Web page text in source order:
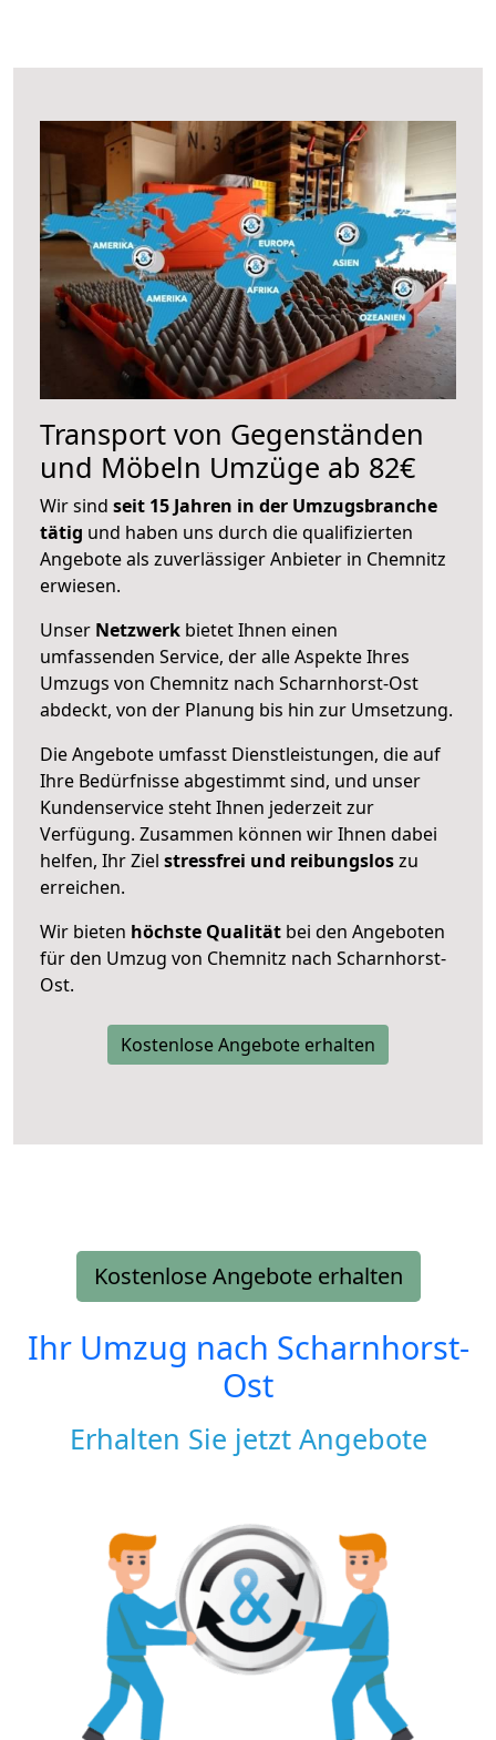
Transport von Gegenständen
und Möbeln Umzüge ab 82€
Wir sind seit 15 Jahren in der Umzugsbranche
tätig und haben uns durch die qualifizierten
Angebote als zuverlässiger Anbieter in Chemnitz
erwiesen.
Unser Netzwerk bietet Ihnen einen
umfassenden Service, der alle Aspekte Ihres
Umzugs von Chemnitz nach Scharnhorst-Ost
abdeckt, von der Planung bis hin zur Umsetzung.
Die Angebote umfasst Dienstleistungen, die auf
Ihre Bedürfnisse abgestimmt sind, und unser
Kundenservice steht Ihnen jederzeit zur
Verfügung. Zusammen können wir Ihnen dabei
helfen, Ihr Ziel stressfrei und reibungsloszu
erreichen.
Wir bieten höchste Qualität bei den Angeboten
für den Umzug von Chemnitz nach Scharnhorst-
Ost.
Kostenlose Angebote erhalten
Kostenlose Angebote erhalten
Ihr Umzug nach Scharnhorst-
Ost
Erhalten Sie jetzt Angebote